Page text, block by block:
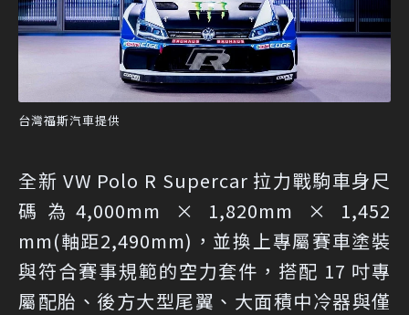
台灣福斯汽車提供
全新 VW Polo R Supercar 拉力戰駒車身尺
碼為4,000mm × 1,820mm × 1,452
mm(軸距2,490mm)，並換上專屬賽車塗裝
與符合賽事規範的空力套件，搭配 17 吋專
屬配胎、後方大型尾翼、大面積中冷器與僅